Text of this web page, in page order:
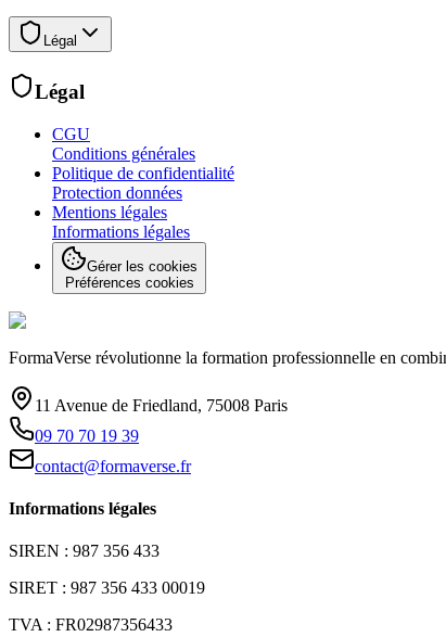
Légal
Légal
CGU
Conditions générales
Politique de confidentialité
Protection données
Mentions légales
Informations légales
Gérer les cookies
Préférences cookies
FormaVerse révolutionne la formation professionnelle en
11 Avenue de Friedland, 75008 Paris
09 70 70 19 39
contact@formaverse.fr
Informations légales
SIREN : 987 356 433
SIRET : 987 356 433 00019
TVA : FR02987356433